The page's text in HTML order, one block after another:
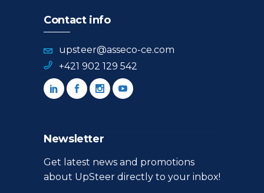
Contact info
upsteer@asseco-ce.com
+421 902 129 542
Newsletter
Get latest news and promotions
about UpSteer directly to your inbox!